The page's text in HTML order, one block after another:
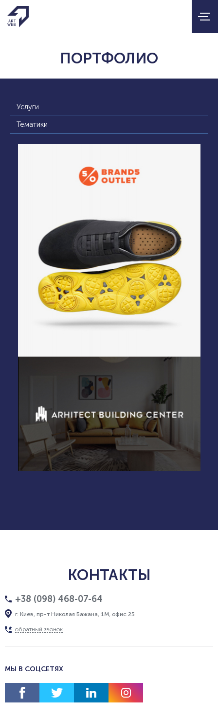
ПОРТФОЛИО
Услуги
Тематики
КОНТАКТЫ
+38 (098) 468-07-64
г. Киев, пр-т Николая Бажана, 1М, офис 25
обратный звонок
МЫ В СОЦСЕТЯХ